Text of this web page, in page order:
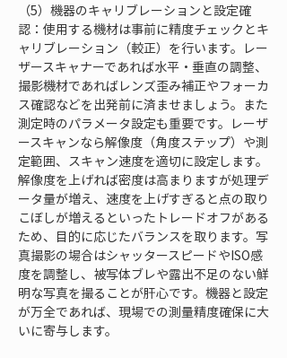
（5）機器のキャリブレーションと設定確
認：使用する機材は事前に精度チェックとキ
ャリブレーション（較正）を行います。レー
ザースキャナーであれば水平・垂直の調整、
撮影機材であればレンズ歪み補正やフォーカ
ス確認などを出発前に済ませましょう。また
測定時のパラメータ設定も重要です。レーザ
ースキャンなら解像度（角度ステップ）や測
定範囲、スキャン速度を適切に設定します。
解像度を上げれば密度は高まりますが処理デ
ータ量が増え、速度を上げすぎると点の取り
こぼしが増えるといったトレードオフがある
ため、目的に応じたバランスを取ります。写
真撮影の場合はシャッタースピードやISO感
度を調整し、被写体ブレや露出不足のない鮮
明な写真を撮ることが肝心です。機器と設定
が万全であれば、現場での測量精度確保に大
いに寄与します。